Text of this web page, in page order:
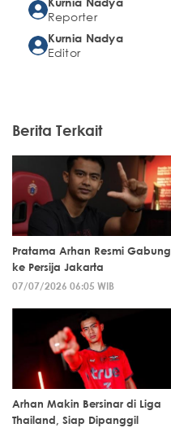
Reporter
Kurnia Nadya
Editor
Berita Terkait
Pratama Arhan Resmi Gabung
ke Persija Jakarta
07/07/2026 06:05 WIB
Arhan Makin Bersinar di Liga
Thailand, Siap Dipanggil